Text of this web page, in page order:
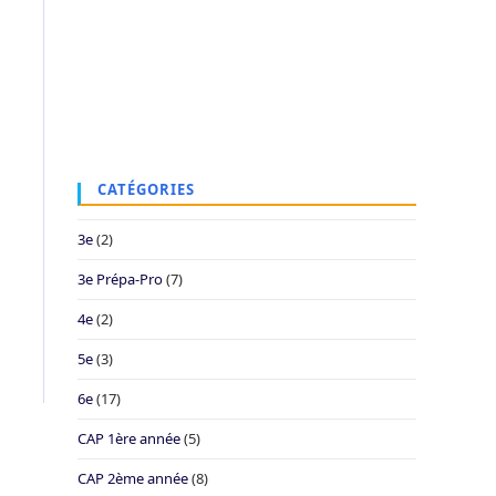
CATÉGORIES
3e(2)
3e Prépa-Pro(7)
4e(2)
5e(3)
6e(17)
CAP 1ère année(5)
CAP 2ème année(8)